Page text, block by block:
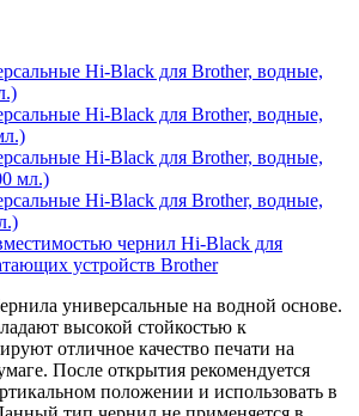
Hi-Black для Brother, водные,
Hi-Black для Brother, водные,
Hi-Black для Brother, водные,
мл.)
Hi-Black для Brother, водные,
чернил Hi-Black для
устройств Brother
универсальные на водной основе.
высокой стойкостью к
отличное качество печати на
После открытия рекомендуется
положении и использовать в